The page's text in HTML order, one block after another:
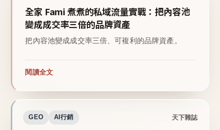
全家 Fami 煮煮的私域流量實戰：把內容池
變成成交率三倍的品牌資產
把內容池變成成交率三倍、可複利的品牌資產。
閱讀全文
GEO AI行銷 天下雜誌